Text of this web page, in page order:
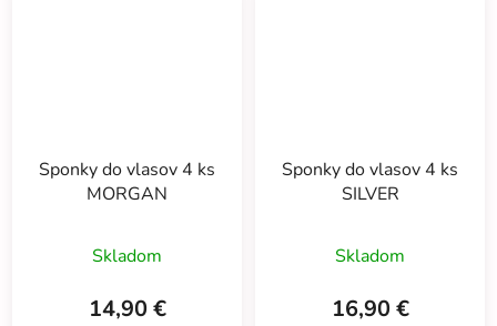
Sponky do vlasov 4 ks
MORGAN
Skladom
14,90 €
Sponky do vlasov 4 ks
SILVER
Skladom
16,90 €